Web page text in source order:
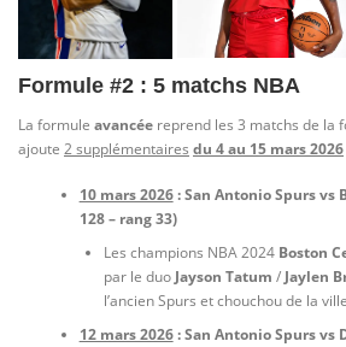
Formule #2 : 5 matchs NBA
La formule avancée reprend les 3 matchs de la
ajoute 2 supplémentaires du 4 au 15 mars 2026
10 mars 2026: San Antonio Spurs vs
128 – rang 33)
Les champions NBA 2024 Boston
par le duo Jayson Tatum / Jaylen
l’ancien Spurs et chouchou de la ville
12 mars 2026: San Antonio Spurs vs